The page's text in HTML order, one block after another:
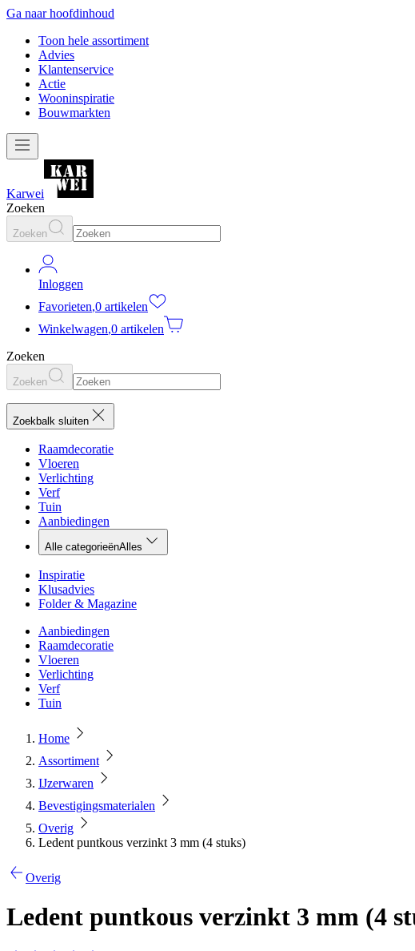
Ga naar hoofdinhoud
Toon hele assortiment
Advies
Klantenservice
Actie
Wooninspiratie
Bouwmarkten
Karwei
Zoeken
Zoeken
Inloggen
Favorieten,0 artikelen
Winkelwagen,0 artikelen
Zoeken
Zoeken
Zoekbalk sluiten
Raamdecoratie
Vloeren
Verlichting
Verf
Tuin
Aanbiedingen
Alle categorieënAlles
Inspiratie
Klusadvies
Folder & Magazine
Aanbiedingen
Raamdecoratie
Vloeren
Verlichting
Verf
Tuin
Home
Assortiment
IJzerwaren
Bevestigingsmaterialen
Overig
Ledent puntkous verzinkt 3 mm (4 stuks)
Overig
Ledent puntkous verzinkt 3 mm (4